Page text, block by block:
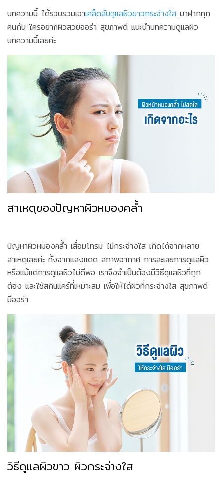
บทความนี้ ได้รวบรวมเอาเคล็ดลับดูแลผิวขาวกระจ่างใส มาฝากทุก
คนกัน ใครอยากผิวสวยออร่า สุขภาพดี แนะนำบทความดูแลผิว
บทความนี้เลยค่ะ
สาเหตุของปัญหาผิวหมองคล้ำ
ปัญหาผิวหมองคล้ำ เสื่อมโทรม ไม่กระจ่างใส เกิดได้จากหลาย
สาเหตุเลยค่ะ ทั้งจากแสงแดด สภาพอากาศ การละเลยการดูแลผิว
หรือแม้แต่การดูแลผิวไม่ดีพอ เราจึงจำเป็นต้องมีวิธีดูแลผิวที่ถูก
ต้อง และใช้สกินแคร์ที่เหมาะสม เพื่อให้ได้ผิวที่กระจ่างใส สุขภาพดี
มีออร่า
วิธีดูแลผิวขาว ผิวกระจ่างใส